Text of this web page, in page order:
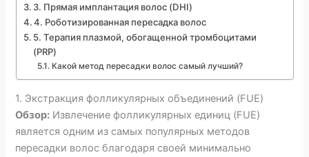
3. Прямая имплантация волос (DHI)
4. Роботизированная пересадка волос
5. Терапия плазмой, обогащенной тромбоцитами
(PRP)
Какой метод пересадки волос самый лучший?
1. Экстракция фолликулярных объединений (FUE)
Обзор: Извлечение фолликулярных единиц (FUE)
является одним из самых популярных методов
пересадки волос благодаря своей минимально